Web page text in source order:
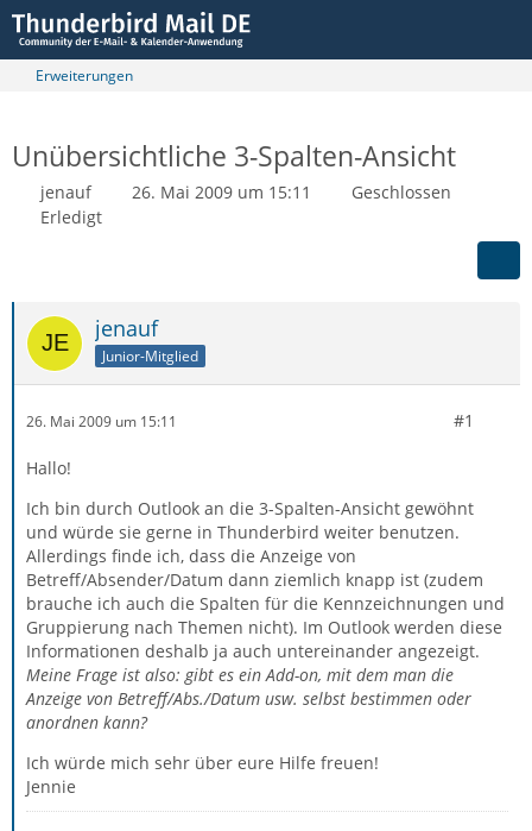
Erweiterungen
Unübersichtliche 3-Spalten-Ansicht
jenauf 26. Mai 2009 um 15:11
Geschlossen
Erledigt
jenauf
Junior-Mitglied
26. Mai 2009 um 15:11 #1
Hallo!
Ich bin durch Outlook an die 3-Spalten-Ansicht gewöhnt
und würde sie gerne in Thunderbird weiter benutzen.
Allerdings finde ich, dass die Anzeige von
Betreff/Absender/Datum dann ziemlich knapp ist (zudem
brauche ich auch die Spalten für die Kennzeichnungen und
Gruppierung nach Themen nicht). Im Outlook werden diese
Informationen deshalb ja auch untereinander angezeigt.
Meine Frage ist also: gibt es ein Add-on, mit dem man die
Anzeige von Betreff/Abs./Datum usw. selbst bestimmen oder
anordnen kann?
Ich würde mich sehr über eure Hilfe freuen!
Jennie